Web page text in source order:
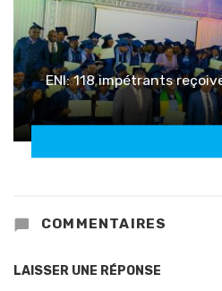
ENI: 118 impétrants
COMMENTAIRES
LAISSER UNE RÉPONSE